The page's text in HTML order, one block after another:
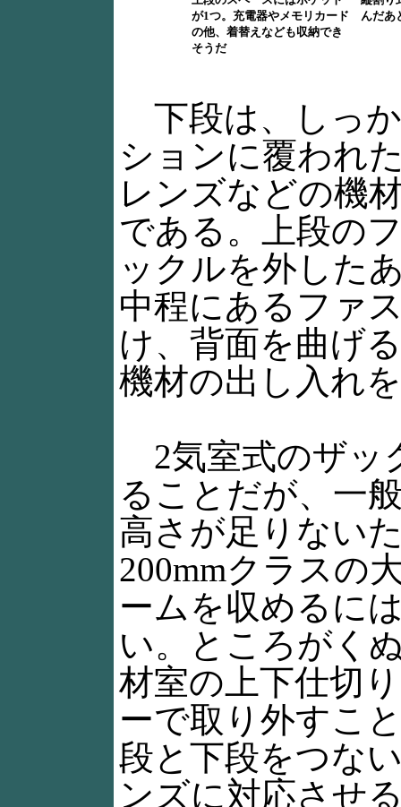
が1つ。充電器やメモリカード
の他、着替えなども収納でき
そうだ
んだあ
下段は、しっ
ションに覆われ
レンズなどの機
である。上段の
ックルを外した
中程にあるファ
け、背面を曲げ
機材の出し入れ
2気室式のザッ
ることだが、一
高さが足りない
200mmクラスの
ームを収めるに
い。ところがく
材室の上下仕切
ーで取り外すこ
段と下段をつな
ンズに対応させ